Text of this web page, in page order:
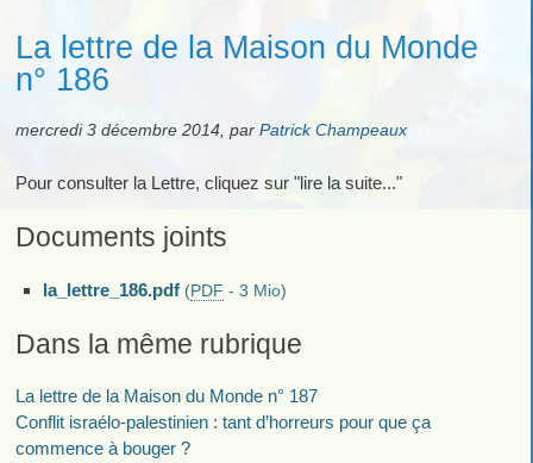
La lettre de la Maison du Monde
n° 186
mercredi 3 décembre 2014, par Patrick Champeaux
Pour consulter la Lettre, cliquez sur "lire la suite..."
Documents joints
la_lettre_186.pdf (PDF - 3 Mio)
Dans la même rubrique
La lettre de la Maison du Monde n° 187
Conflit israélo-palestinien : tant d’horreurs pour que ça
commence à bouger ?